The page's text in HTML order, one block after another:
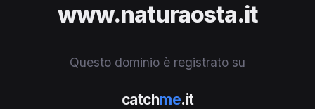
www.naturaosta.it
Questo dominio è registrato su
catchme.it